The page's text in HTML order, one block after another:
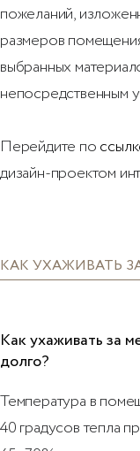
пожеланий,
размеров
выбранных
непосредственным
Перейдите по
дизайн-проектом
КАК УХАЖИВАТЬ
Как ухаживать за
долго?
Температура в
40 градусов тепла